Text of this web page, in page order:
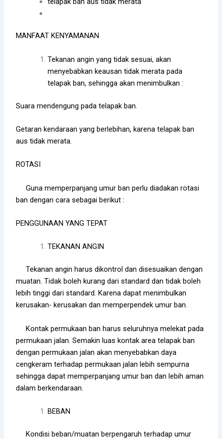
MANFAAT KENYAMANAN
Tekanan angin yang tidak sesuai, akan
menyebabkan keausan tidak merata pada
telapak ban, sehingga akan menimbulkan :
Suara mendengung pada telapak ban.
Getaran kendaraan yang berlebihan, karena telapak ban
aus tidak merata.
ROTASI
Guna memperpanjang umur ban perlu diadakan rotasi
ban dengan cara sebagai berikut :
PENGGUNAAN YANG TEPAT
TEKANAN ANGIN
Tekanan angin harus dikontrol dan disesuaikan dengan
muatan. Tidak boleh kurang dari standard dan tidak boleh
lebih tinggi dari standard. Karena dapat menimbulkan
kerusakan- kerusakan dan memperpendek umur ban.
Kontak permukaan ban harus seluruhnya melekat pada
permukaan jalan. Semakin luas kontak area telapak ban
dengan permukaan jalan akan menyebabkan daya
cengkeram terhadap permukaan jalan lebih sempurna
sehingga dapat memperpanjang umur ban dan lebih aman
dalam berkendaraan.
BEBAN
Kondisi beban/muatan berpengaruh terhadap umur